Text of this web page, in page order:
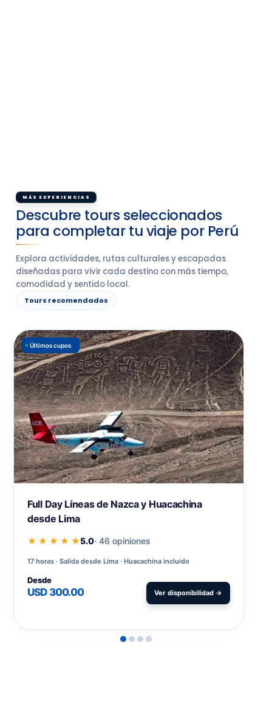
MÁS EXPERIENCIAS
Descubre tours seleccionados
para completar tu viaje por Perú
Explora actividades, rutas culturales y escapadas
diseñadas para vivir cada destino con más tiempo,
comodidad y sentido local.
Tours recomendados
Últimos cupos
Full Day Líneas de Nazca y Huacachina
desde Lima
★ ★ ★ ★ ★5.0· 46 opiniones
17 horas Salida desde Lima · Huacachina incluido
Desde
USD 300.00 Ver disponibilidad →